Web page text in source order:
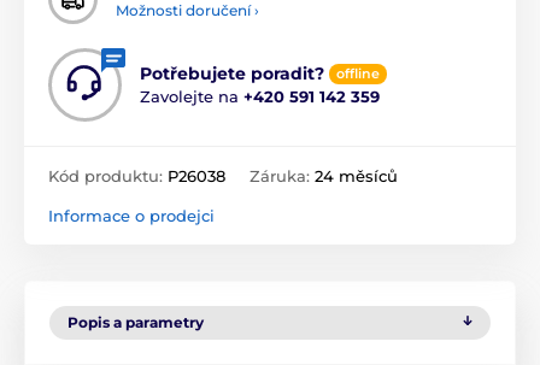
Možnosti doručení ›
Potřebujete poradit? offline
Zavolejte na +420 591 142 359
Kód produktu: P26038 Záruka: 24 měsíců
Informace o prodejci
Popis a parametry